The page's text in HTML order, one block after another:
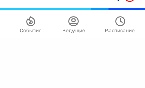
События Ведущие Расписание